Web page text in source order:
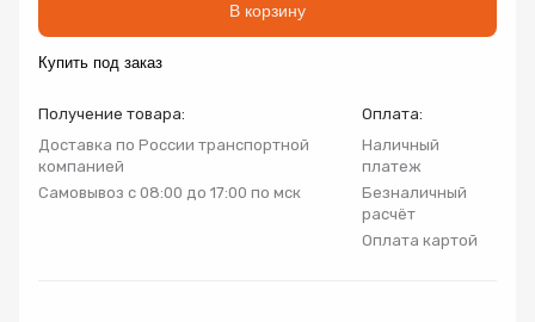
Радиаторы
Трубы и фитинги
Комплекты оборудования для скважины
В корзину
Купить под заказ
Получение товара:
Доставка по России транспортной
компанией
Самовывоз с 08:00 до 17:00 по мск
Оплата:
Наличный
платеж
Безналичный
расчёт
Оплата картой